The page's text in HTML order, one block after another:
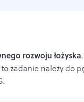
rozwoju łożyska
zadanie należy do